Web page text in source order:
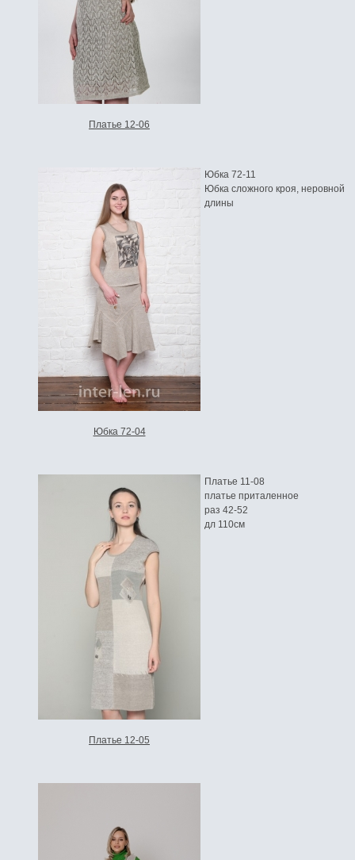
Платье 12-06
Юбка 72-04
Юбка 72-11
Юбка сложного кроя, неровной
длины
Платье 12-05
Платье 11-08
платье приталенное
раз 42-52
дл 110см